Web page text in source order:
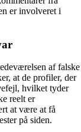
er involveret i
af falske
at de profiler, der
hvilket tyder
reelt er
at være at få
på siden.